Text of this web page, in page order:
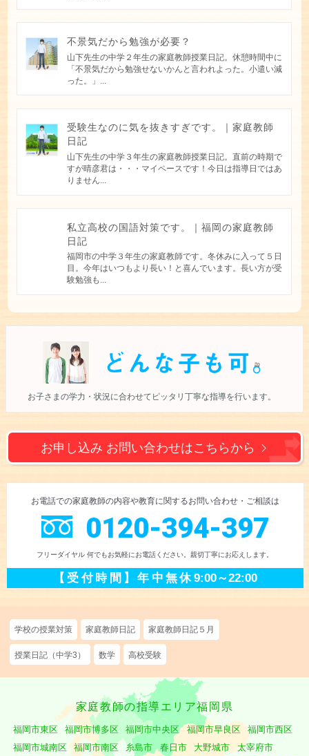
不景気だから勉強が必要？
山下先生の中学２年生の家庭教師授業日記。休憩時間中に
「不景気だから勉強せないかんと言われよった。小遣い減
った。」...
受験生なのに気を抜きすぎです。｜家庭教師
日記
山下先生の中学３年生の家庭教師授業日記。直前の時期で
すが晴彦君は・・・マイペースです！今日は指導日ではあ
りません...
私立高校の国語対策です。｜福岡の家庭教師
日記
福岡市の中学３年生の家庭教師です。冬休みに入って５日
目。今年はいつもより長い！と喜んでいます。長い方が受
験勉強も...
お子さまの学力・状況に合わせて ピッタリ丁寧な指導を行います。
お申し込み お問い合わせはこちらから
お電話での家庭教師の内容や教育に関するお問い合わせ・ご相談は
0120-394-397
フリーダイヤル 何でもお気軽にお電話ください。親切丁寧にお応えします。
【受付時間】年中無休9:00～22:00
学校の授業対策 家庭教師日記 家庭教師日記５月
授業日記（中学3） 数学 高校受験
家庭教師の指導エリア福岡県
福岡市東区 福岡市博多区 福岡市中央区 福岡市早良区
福岡市西区
福岡市城南区
福岡市南区 糸島市 春日市 大野城市
太宰府市